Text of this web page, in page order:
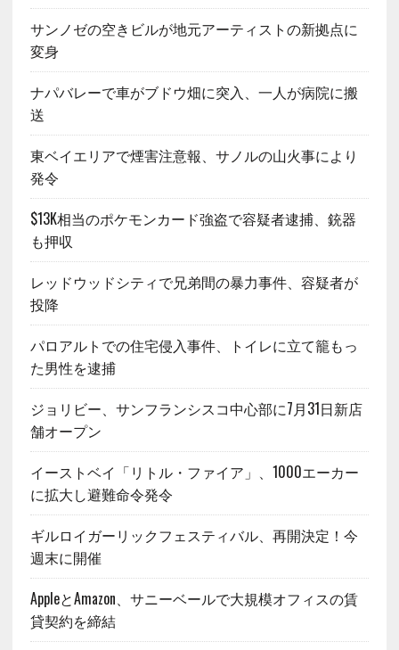
サンノゼの空きビルが地元アーティストの新拠点に
変身
ナパバレーで車がブドウ畑に突入、一人が病院に搬
送
東ベイエリアで煙害注意報、サノルの山火事により
発令
$13K相当のポケモンカード強盗で容疑者逮捕、銃器
も押収
レッドウッドシティで兄弟間の暴力事件、容疑者が
投降
パロアルトでの住宅侵入事件、トイレに立て籠もっ
た男性を逮捕
ジョリビー、サンフランシスコ中心部に7月31日新店
舗オープン
イーストベイ「リトル・ファイア」、1000エーカー
に拡大し避難命令発令
ギルロイガーリックフェスティバル、再開決定！今
週末に開催
AppleとAmazon、サニーベールで大規模オフィスの賃
貸契約を締結